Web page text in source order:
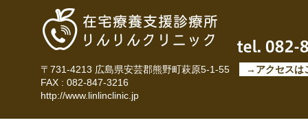
〒731-4213 広島県安芸郡熊野町萩原5-1-55
→アクセスは
FAX : 082-847-3216
http://www.linlinclinic.jp